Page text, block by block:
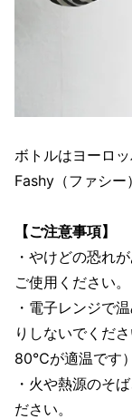
ボトルはヨーロ
Fashy（ファシー
【ご注意事項】
・やけどの恐れ
ご使用ください。
・電子レンジで
りしないでくだ
80℃が適温です）
・火や熱源のそ
ださい。